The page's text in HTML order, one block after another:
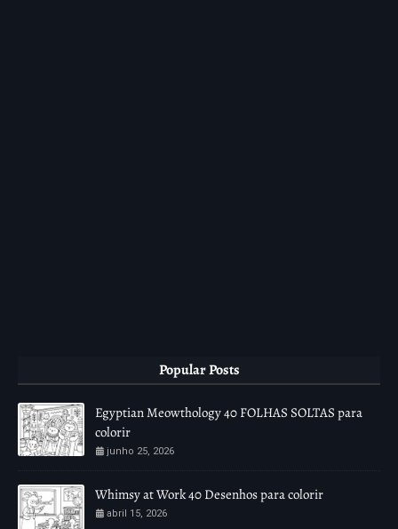
Popular Posts
Egyptian Meowthology 40 FOLHAS SOLTAS para
colorir
junho 25, 2026
Whimsy at Work 40 Desenhos para colorir
abril 15, 2026